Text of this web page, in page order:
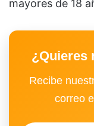
mayores de 18
¿Quieres
Recibe
correo